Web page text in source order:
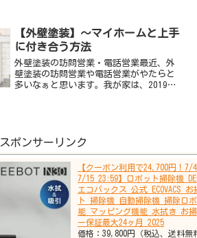
保険会社ごとに異なる基本料率を基にノ
ンフリート等級別割引など...
【外壁塗装】～マイホームと上手
に付き合う方法
外壁塗装の訪問営業・電話営業最近、外
壁塗装の訪問営業や電話営業がやたらと
多いなぁと思います。我が家は、2019年
スポンサーリンク
【クーポン利用で24,700円！7/
7/15 23:59】ロボット掃除機
エコバックス 公式 ECOVACS
ト 掃除機 自動掃除機 掃除ロ
能 マッピング機能 水拭き お
ー保証最大24ヶ月 2025
価格：39,800円（税込、送料無